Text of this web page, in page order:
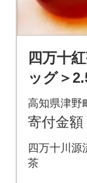
四万十
ッグ＞
×3袋
高知県津野
寄付金額
四万十川源
茶